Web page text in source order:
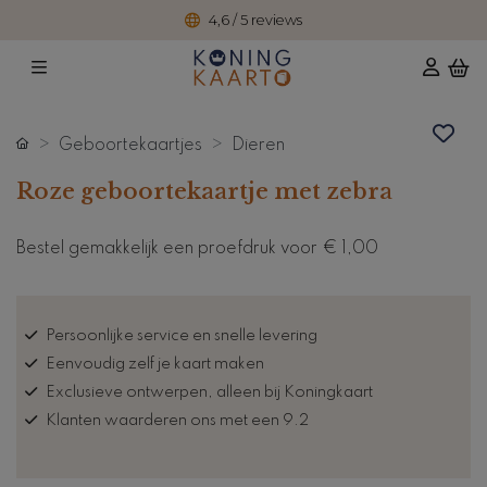
4,6 / 5 reviews
Geboortekaartjes Dieren
Roze geboortekaartje met zebra
Bestel gemakkelijk een proefdruk voor € 1,00
Persoonlijke service en snelle levering
Eenvoudig zelf je kaart maken
Exclusieve ontwerpen, alleen bij Koningkaart
Klanten waarderen ons met een 9.2